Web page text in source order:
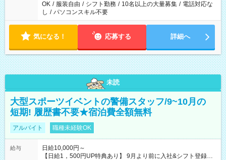
OK / 服装自由 / シフト勤務 / 10名以上の大量募集 / 電話対応な
し / パソコンスキル不要
気になる！ 応募する 詳細へ
未読
大型スポーツイベントの警備スタッフ/9~10月の
短期! 履歴書不要★宿泊費全額無料
アルバイト 職種未経験OK
給与
日給10,000円～
【日給1，500円UP特典あり】 9月より前に入社&シフト登録す